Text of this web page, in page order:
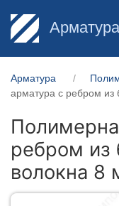
Арматура
Арматура
арматура c ребром из
ребром из
волокна 8